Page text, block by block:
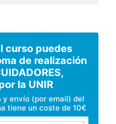
curso puedes
de realización
la UNIR
y envío (por email) del
tiene un coste de 10€